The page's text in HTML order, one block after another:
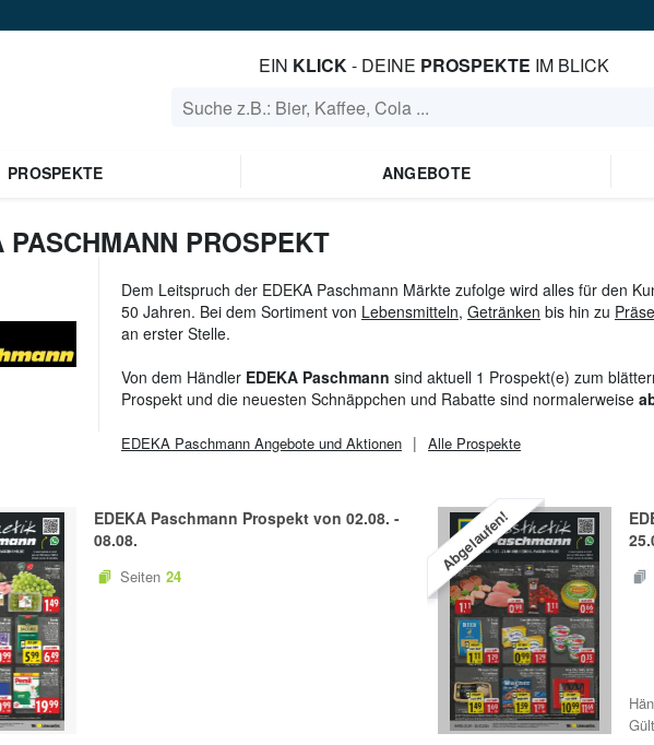
EIN KLICK- DEINE PROSPEKTE IM BLICK
PROSPEKTE ANGEBOTE
PASCHMANN PROSPEKT
Dem Leitspruch der EDEKA Paschmann Märkte zufolge wird alles für den
50 Jahren. Bei dem Sortiment von Lebensmitteln, Getränken bis hin zu
an erster Stelle.
Von dem Händler EDEKA Paschmann sind aktuell 1 Prospekt(e) zum
Prospekt und die neuesten Schnäppchen und Rabatte sind normalerweise
EDEKA Paschmann Angebote und Aktionen Alle Prospekte
EDEKA Paschmann Prospekt von 02.08. -
08.08.
Seiten 24
Abgelaufen!